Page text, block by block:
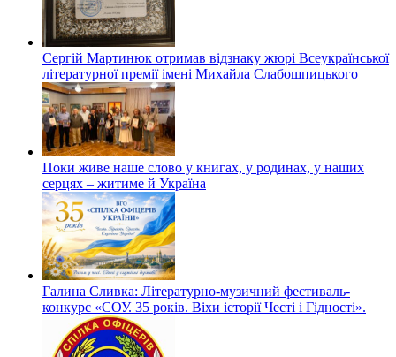
Сергій Мартинюк отримав відзнаку жюрі Всеукраїнської
літературної премії імені Михайла Слабошпицького
Поки живе наше слово у книгах, у родинах, у наших
серцях – житиме й Україна
Галина Сливка: Літературно-музичний фестиваль-
конкурс «СОУ. 35 років. Віхи історії Честі і Гідності».